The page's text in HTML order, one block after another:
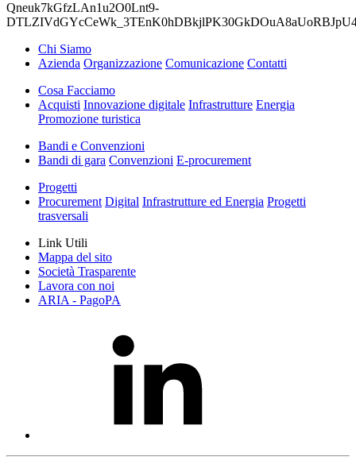
Qneuk7kGfzLAn1u2O0Lnt9-
Chi Siamo
Azienda Organizzazione Comunicazione Contatti
Cosa Facciamo
Acquisti Innovazione digitale Infrastrutture Energia
Promozione turistica
Bandi e Convenzioni
Bandi di gara Convenzioni E-procurement
Progetti
Procurement Digital Infrastrutture ed Energia Progetti
trasversali
Link Utili
Mappa del sito
Società Trasparente
Lavora con noi
ARIA - PagoPA